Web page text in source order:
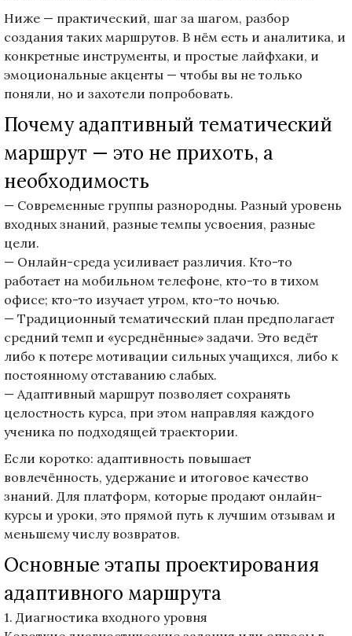
Ниже — практический, шаг за шагом, разбор
создания таких маршрутов. В нём есть и аналитика, и
конкретные инструменты, и простые лайфхаки, и
эмоциональные акценты — чтобы вы не только
поняли, но и захотели попробовать.
Почему адаптивный тематический
маршрут — это не прихоть, а
необходимость
— Современные группы разнородны. Разный уровень
входных знаний, разные темпы усвоения, разные
цели.
— Онлайн-среда усиливает различия. Кто-то
работает на мобильном телефоне, кто-то в тихом
офисе; кто-то изучает утром, кто-то ночью.
— Традиционный тематический план предполагает
средний темп и «усреднённые» задачи. Это ведёт
либо к потере мотивации сильных учащихся, либо к
постоянному отставанию слабых.
— Адаптивный маршрут позволяет сохранять
целостность курса, при этом направляя каждого
ученика по подходящей траектории.
Если коротко: адаптивность повышает
вовлечённость, удержание и итоговое качество
знаний. Для платформ, которые продают онлайн-
курсы и уроки, это прямой путь к лучшим отзывам и
меньшему числу возвратов.
Основные этапы проектирования
адаптивного маршрута
1. Диагностика входного уровня